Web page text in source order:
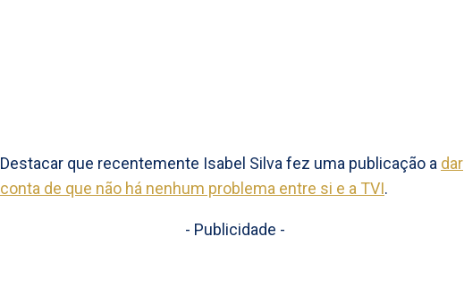
Destacar que recentemente Isabel Silva fez uma publicação a dar
conta de que não há nenhum problema entre si e a TVI.
- Publicidade -